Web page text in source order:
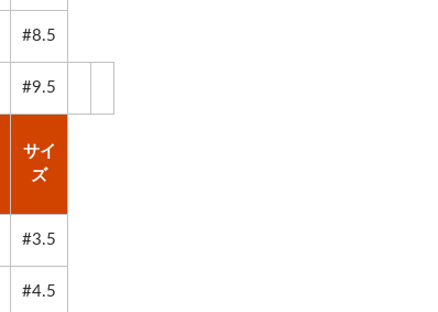
#8.5
#9.5
サイ
ズ
#3.5
#4.5